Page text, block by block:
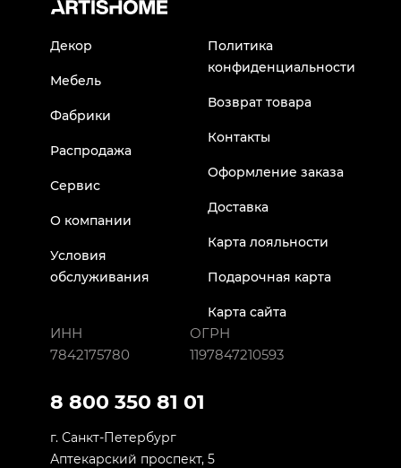
Декор
Мебель
Фабрики
Распродажа
Сервис
О компании
Условия
обслуживания
Политика
конфиденциальности
Возврат товара
Контакты
Оформление заказа
Доставка
Карта лояльности
Подарочная карта
Карта сайта
ИНН
7842175780
ОГРН
1197847210593
8 800 350 81 01
г. Санкт-Петербург
Аптекарский проспект, 5